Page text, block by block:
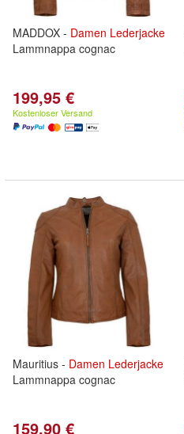
MADDOX - Damen Lederjacke
Lammnappa cognac
199,95 €
Kostenloser Versand
Mauritius - Damen Lederjacke
Lammnappa cognac
159,90 €